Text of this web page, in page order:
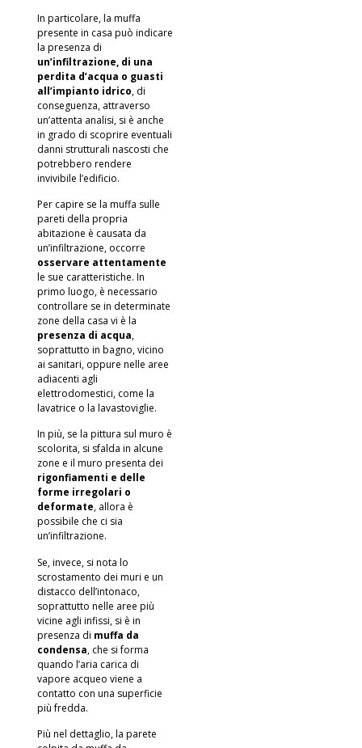
In particolare, la muffa
presente in casa può indicare
la presenza di
un’infiltrazione, di una
perdita d’acqua o guasti
all’impianto idrico, di
conseguenza, attraverso
un’attenta analisi, si è anche
in grado di scoprire eventuali
danni strutturali nascosti che
potrebbero rendere
invivibile l’edificio.
Per capire se la muffa sulle
pareti della propria
abitazione è causata da
un’infiltrazione, occorre
osservare attentamente
le sue caratteristiche. In
primo luogo, è necessario
controllare se in determinate
zone della casa vi è la
presenza di acqua,
soprattutto in bagno, vicino
ai sanitari, oppure nelle aree
adiacenti agli
elettrodomestici, come la
lavatrice o la lavastoviglie.
In più, se la pittura sul muro è
scolorita, si sfalda in alcune
zone e il muro presenta dei
rigonfiamenti e delle
forme irregolari o
deformate, allora è
possibile che ci sia
un’infiltrazione.
Se, invece, si nota lo
scrostamento dei muri e un
distacco dell’intonaco,
soprattutto nelle aree più
vicine agli infissi, si è in
presenza di muffa da
condensa, che si forma
quando l’aria carica di
vapore acqueo viene a
contatto con una superficie
più fredda.
Più nel dettaglio, la parete